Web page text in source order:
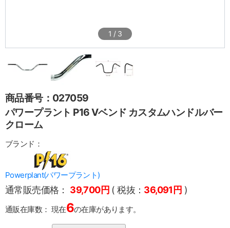
1 / 3
商品番号：027059
パワープラント P16 Vベンド カスタムハンドルバー
クローム
ブランド：
Powerplant(パワープラント)
通常販売価格： 39,700円 ( 税抜： 36,091円 )
通販在庫数： 現在6の在庫があります。